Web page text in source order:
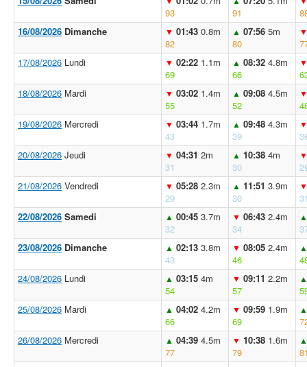
93
91
16/08/2026 Dimanche ▼ 01:43 0.8m
82
▲ 07:56 5m
80
▼
17/08/2026 Lundi ▼ 02:22 1.1m
69
▲ 08:32 4.8m
66
▼
18/08/2026 Mardi ▼ 03:02 1.4m
55
▲ 09:08 4.5m
52
▼
19/08/2026 Mercredi ▼ 03:44 1.7m
43
▲ 09:48 4.3m
39
▼
20/08/2026 Jeudi ▼ 04:31 2m
31
▲ 10:38 4m
30
▼
21/08/2026 Vendredi ▼ 05:28 2.3m
29
▲ 11:51 3.9m
30
▼
22/08/2026 Samedi ▲ 00:45 3.7m
32
▼ 06:43 2.4m
34
▲
23/08/2026 Dimanche ▲ 02:13 3.8m
43
▼ 08:05 2.4m
46
▲
24/08/2026 Lundi ▲ 03:15 4m
54
▼ 09:11 2.2m
57
▲
25/08/2026 Mardi ▲ 04:02 4.2m
66
▼ 09:59 1.9m
69
▲
26/08/2026 Mercredi ▲ 04:39 4.5m
77
▼ 10:38 1.6m
79
▲